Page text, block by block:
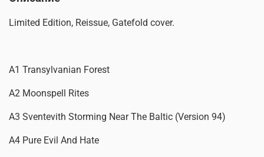
Limited Edition, Reissue, Gatefold cover.
A1 Transylvanian Forest
A2 Moonspell Rites
A3 Sventevith Storming Near The Baltic (Version 94)
A4 Pure Evil And Hate